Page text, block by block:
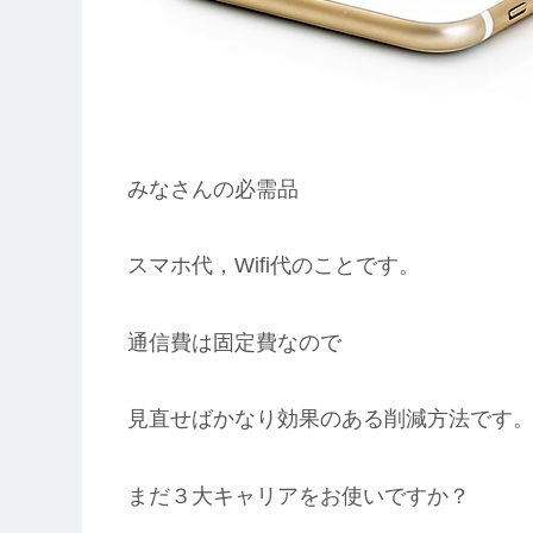
みなさんの必需品
スマホ代，Wifi代のことです。
通信費は固定費なので
見直せばかなり効果のある削減方法です。
まだ３大キャリアをお使いですか？